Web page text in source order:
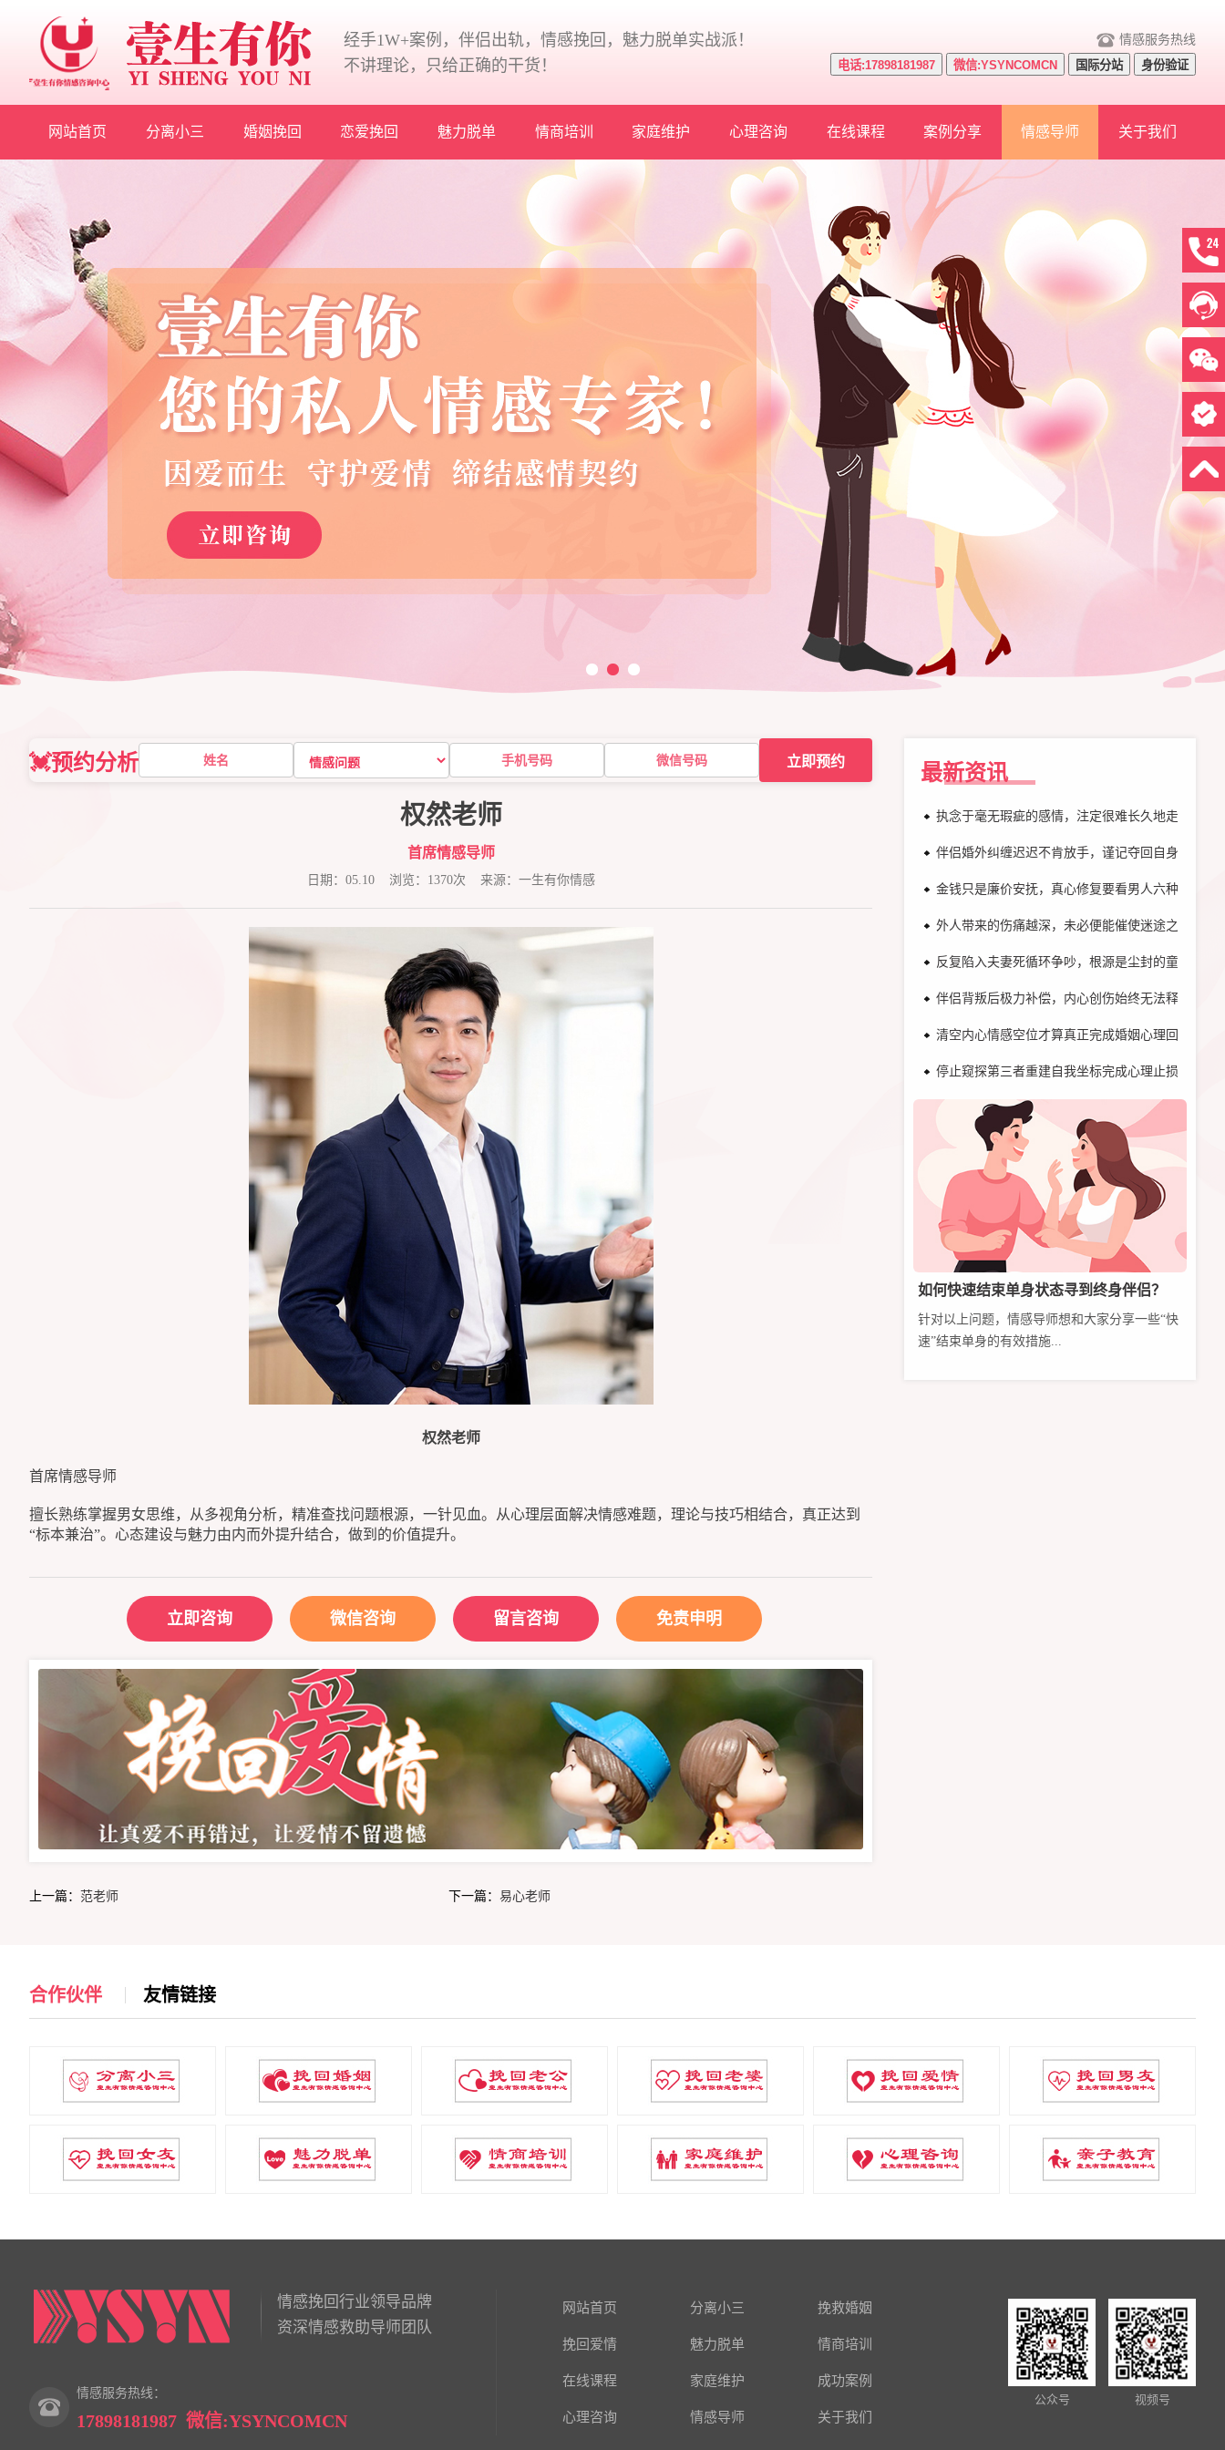
经手1W+案例，伴侣出轨，情感挽回，魅力脱单实战派！
不讲理论，只给正确的干货！
情感服务热线
电话:17898181987
微信:YSYNCOMCN 国际分站 身份验证
网站首页 分离小三 婚姻挽回 恋爱挽回 魅力脱单 情商培训 家庭维护 心理咨询 在线课程 案例分享 情感导师 关于我们
💓预约分析 立即预约
权然老师
首席情感导师
日期：05.10 浏览：1370次 来源：一生有你情感
权然老师
首席情感导师
擅长熟练掌握男女思维，从多视角分析，精准查找问题根源，一针见血。从心理层面解决情感难题，理论与技巧相结合，真正达到
“标本兼治”。心态建设与魅力由内而外提升结合，做到的价值提升。
立即咨询 微信咨询 留言咨询 免责申明
上一篇： 范老师 下一篇： 易心老师
最新资讯
执念于毫无瑕疵的感情，注定很难长久地走下去！
伴侣婚外纠缠迟迟不肯放手，谨记夺回自身关系主
金钱只是廉价安抚，真心修复要看男人六种行动！
外人带来的伤痛越深，未必便能催使迷途之人归家
反复陷入夫妻死循环争吵，根源是尘封的童年剧本
伴侣背叛后极力补偿，内心创伤始终无法释怀！
清空内心情感空位才算真正完成婚姻心理回归！
停止窥探第三者重建自我坐标完成心理止损！
如何快速结束单身状态寻到终身伴侣？
针对以上问题，情感导师想和大家分享一些“快
速”结束单身的有效措施...
合作伙伴 友情链接
情感挽回行业领导品牌
资深情感救助导师团队
情感服务热线：
17898181987 微信:YSYNCOMCN
网站首页 分离小三 挽救婚姻
挽回爱情 魅力脱单 情商培训
在线课程 家庭维护 成功案例
心理咨询 情感导师 关于我们
公众号 视频号